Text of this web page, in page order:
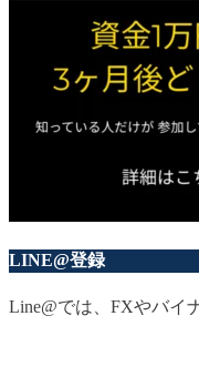
LINE@登録
Line@では、FXやバイ